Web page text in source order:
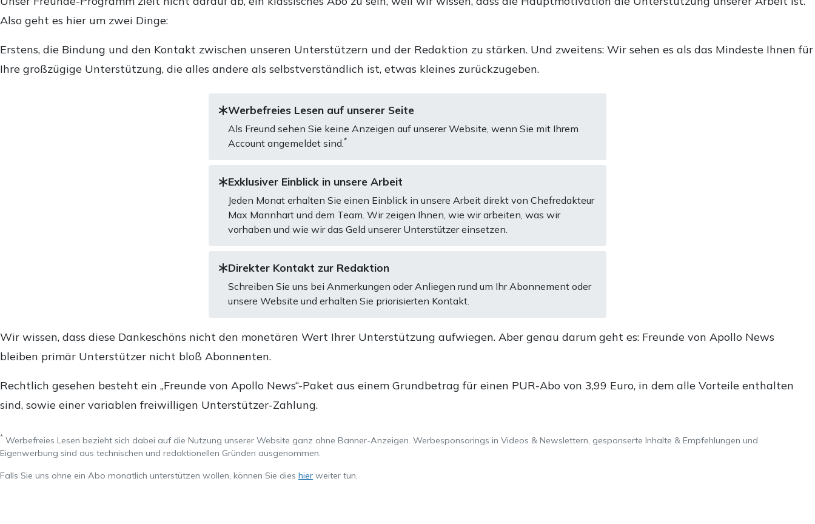
Also geht es hier um zwei Dinge:
Erstens, die Bindung und den Kontakt zwischen unseren Unterstützern und der Redaktion zu stärken. Und zweitens: Wir sehen es als das Mindeste Ihnen für
Ihre großzügige Unterstützung, die alles andere als selbstverständlich ist, etwas kleines zurückzugeben.
Werbefreies Lesen auf unserer Seite
Als Freund sehen Sie keine Anzeigen auf unserer Website, wenn Sie mit Ihrem
Account angemeldet sind. *
Exklusiver Einblick in unsere Arbeit
Jeden Monat erhalten Sie einen Einblick in unsere Arbeit direkt von Chefredakteur
Max Mannhart und dem Team. Wir zeigen Ihnen, wie wir arbeiten, was wir
vorhaben und wie wir das Geld unserer Unterstützer einsetzen.
Direkter Kontakt zur Redaktion
Schreiben Sie uns bei Anmerkungen oder Anliegen rund um Ihr Abonnement oder
unsere Website und erhalten Sie priorisierten Kontakt.
Wir wissen, dass diese Dankeschöns nicht den monetären Wert Ihrer Unterstützung aufwiegen. Aber genau darum geht es: Freunde von Apollo News
bleiben primär Unterstützer nicht bloß Abonnenten.
Rechtlich gesehen besteht ein „Freunde von Apollo News“-Paket aus einem Grundbetrag für einen PUR-Abo von 3,99 Euro, in dem alle Vorteile enthalten
sind, sowie einer variablen freiwilligen Unterstützer-Zahlung.
* Werbefreies Lesen bezieht sich dabei auf die Nutzung unserer Website ganz ohne Banner-Anzeigen. Werbesponsorings in Videos & Newslettern, gesponserte Inhalte & Empfehlungen und
Eigenwerbung sind aus technischen und redaktionellen Gründen ausgenommen.
Falls Sie uns ohne ein Abo monatlich unterstützen wollen, können Sie dies hier weiter tun.